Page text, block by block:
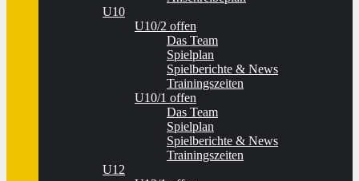
U10
U10/2 offen
Das Team
Spielplan
Spielberichte & News
Trainingszeiten
U10/1 offen
Das Team
Spielplan
Spielberichte & News
Trainingszeiten
U12